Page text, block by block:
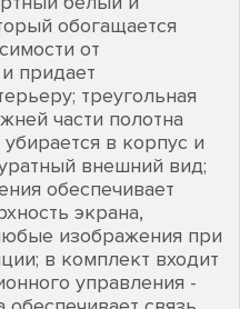
обогащается
от
придает
треугольная
части полотна
в корпус и
внешний вид;
обеспечивает
экрана,
изображения при
в комплект входит
управления -